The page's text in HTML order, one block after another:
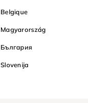
Belgique
Magyarország
България
Slovenija